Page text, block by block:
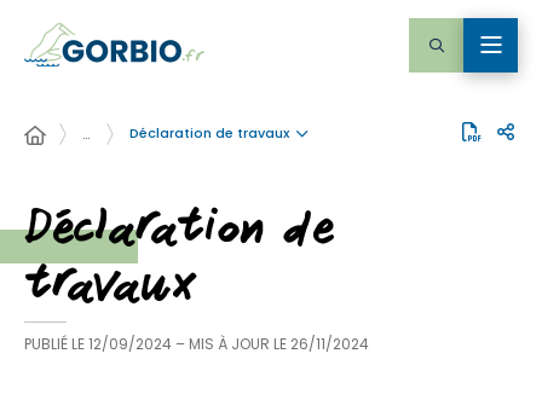
… Déclaration de travaux
Déclaration de
travaux
PUBLIÉ LE12/09/2024 – MIS À JOUR LE 26/11/2024